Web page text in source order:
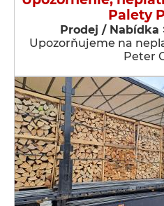
Palety
Prodej / Nabídka
Upozorňujeme na
Peter